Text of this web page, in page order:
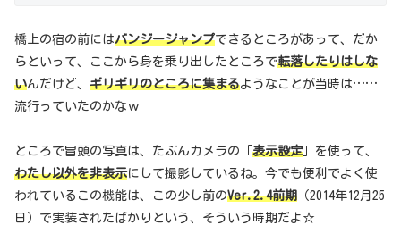
橋上の宿の前にはバンジージャンプできるところがあって、だか
らといって、ここから身を乗り出したところで転落したりはしな
いんだけど、 ギリギリのところに集まるようなことが当時は……
流行っていたのかなｗ
ところで冒頭の写真は、たぶんカメラの「 表示設定」を使って、
わたし以外を非表示にして撮影しているね。今でも便利でよく使
われているこの機能は、この少し前のVer.2.4前期 （2014年12月25
日）で実装されたばかりという、そういう時期だよ☆